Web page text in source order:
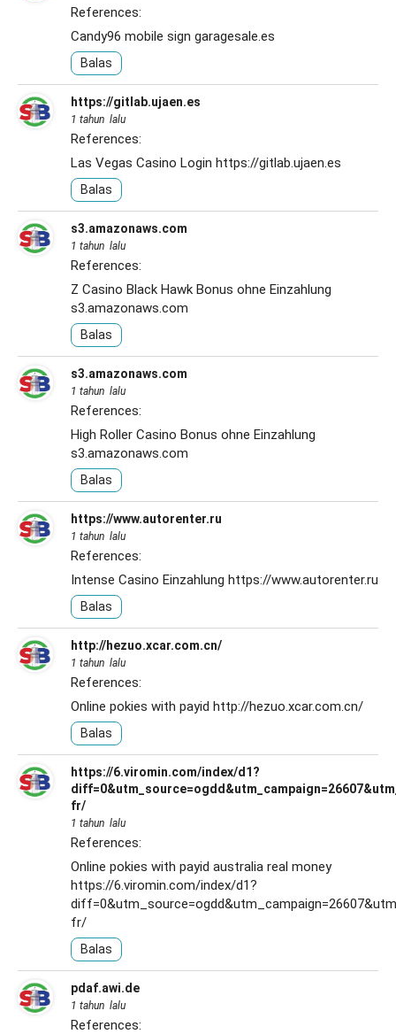
References:
Candy96 mobile sign garagesale.es
Balas
https://gitlab.ujaen.es
1 tahun lalu
References:
Las Vegas Casino Login https://gitlab.ujaen.es
Balas
s3.amazonaws.com
1 tahun lalu
References:
Z Casino Black Hawk Bonus ohne Einzahlung
s3.amazonaws.com
Balas
s3.amazonaws.com
1 tahun lalu
References:
High Roller Casino Bonus ohne Einzahlung
s3.amazonaws.com
Balas
https://www.autorenter.ru
1 tahun lalu
References:
Intense Casino Einzahlung https://www.autorenter.ru
Balas
http://hezuo.xcar.com.cn/
1 tahun lalu
References:
Online pokies with payid http://hezuo.xcar.com.cn/
Balas
https://6.viromin.com/index/d1?
fr/
1 tahun lalu
References:
Online pokies with payid australia real money
https://6.viromin.com/index/d1?
fr/
Balas
pdaf.awi.de
1 tahun lalu
References: